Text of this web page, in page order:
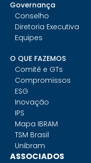
Governança
Conselho
Diretoria Executiva
Equipes
O QUE FAZEMOS
Comitê e GTs
Compromissos
ESG
Inovação
IPS
Mapa IBRAM
TSM Brasil
Unibram
ASSOCIADOS